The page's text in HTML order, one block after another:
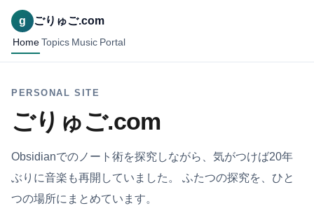
g ごりゅご.com
Home Topics Music Portal
PERSONAL SITE
ごりゅご.com
Obsidianでのノート術を探究しながら、気がつけば20年
ぶりに音楽も再開していました。 ふたつの探究を、ひと
つの場所にまとめています。